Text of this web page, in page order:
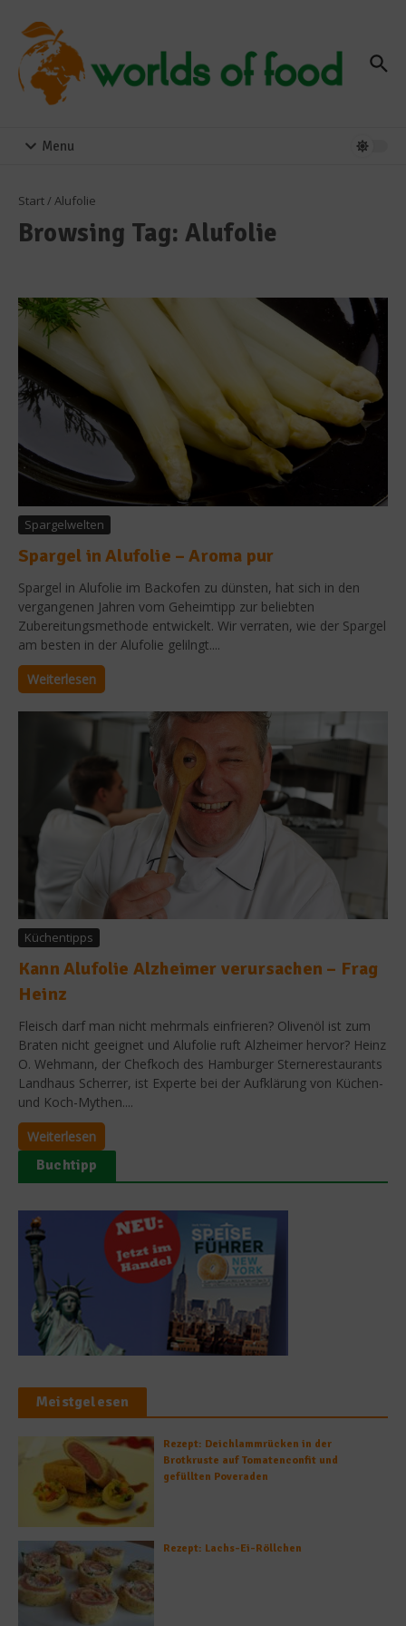
Menu
Start/ Alufolie
Browsing Tag: Alufolie
Spargelwelten
Spargel in Alufolie – Aroma pur
Spargel in Alufolie im Backofen zu dünsten, hat sich in den
vergangenen Jahren vom Geheimtipp zur beliebten
Zubereitungsmethode entwickelt. Wir verraten, wie der Spargel
am besten in der Alufolie gelilngt....
Weiterlesen
Küchentipps
Kann Alufolie Alzheimer verursachen – Frag
Heinz
Fleisch darf man nicht mehrmals einfrieren? Olivenöl ist zum
Braten nicht geeignet und Alufolie ruft Alzheimer hervor? Heinz
O. Wehmann, der Chefkoch des Hamburger Sternerestaurants
Landhaus Scherrer, ist Experte bei der Aufklärung von Küchen-
und Koch-Mythen....
Weiterlesen
Buchtipp
Meistgelesen
Rezept: Deichlammrücken in der
Brotkruste auf Tomatenconfit und
gefüllten Poveraden
Rezept: Lachs-Ei-Röllchen